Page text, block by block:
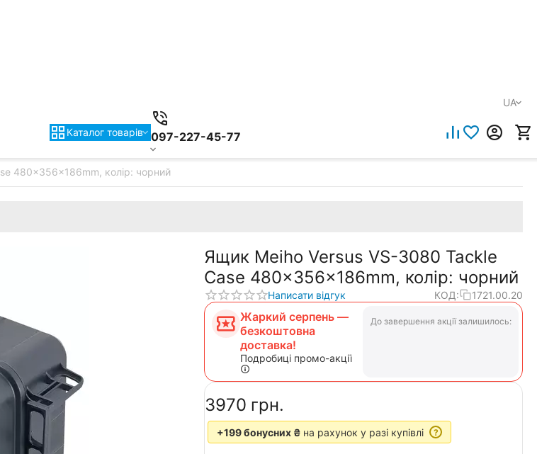
UA
Каталог товарiв 097-227-45-77
480x356x186mm, колір: чорний
Ящик Meiho Versus VS-3080 Tackle
Case 480x356x186mm, колір: чорний
Написати відгук КОД: 1721.00.20
Жаркий серпень —
безкоштовна
доставка!
Подробиці промо-акції
До завершення акції залишилось:
‍3970‍ грн.
+199 бонусних ₴ на рахунок у разі купівлі ?